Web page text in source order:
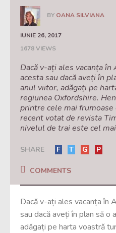
BY OANA SILVIANA
IUNIE 26, 2017
1678 VIEWS
Dacă v-ați ales vacanța
acesta sau dacă aveți în
anul viitor, adăgați pe
regiunea Oxfordshire.
printre cele mai
recent votat de revista
nivelul de trai este cel
SHARE F T G P
COMMENTS
Dacă v-ați ales vacanța în
sau dacă aveți în plan să o
adăgați pe harta voastră